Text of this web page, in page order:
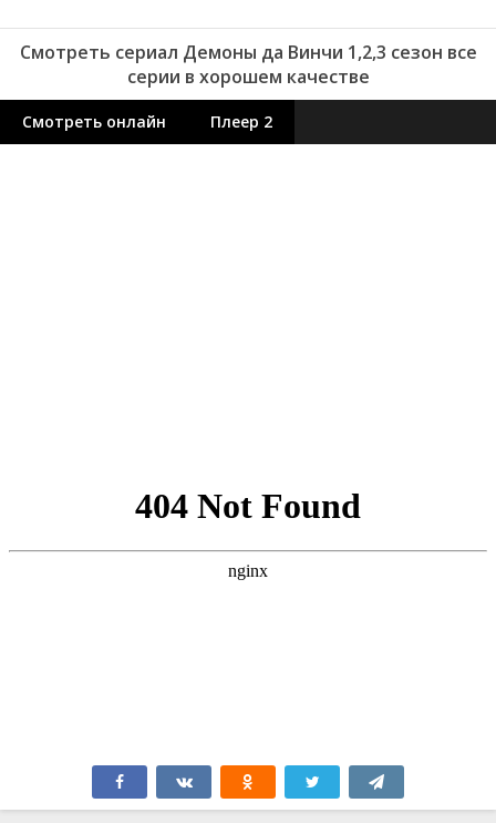
Смотреть сериал Демоны да Винчи 1,2,3 сезон все
серии в хорошем качестве
Смотреть онлайн Плеер 2